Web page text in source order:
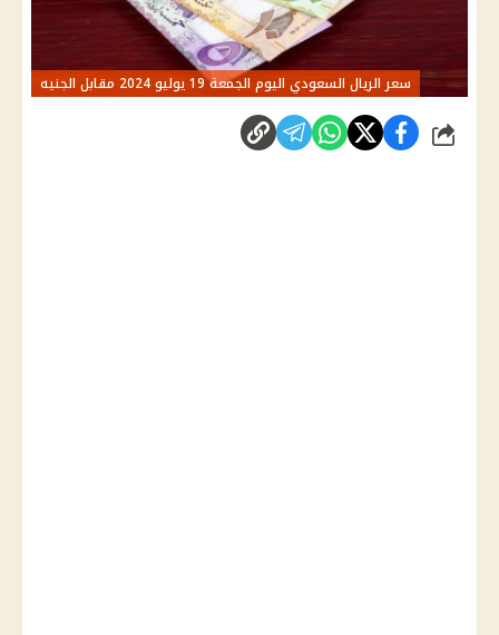
سعر الريال السعودي اليوم الجمعة 19 يوليو 2024 مقابل الجنيه
شارك